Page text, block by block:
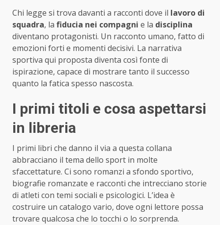
Chi legge si trova davanti a racconti dove il lavoro di
squadra, la fiducia nei compagni e la disciplina
diventano protagonisti. Un racconto umano, fatto di
emozioni forti e momenti decisivi. La narrativa
sportiva qui proposta diventa così fonte di
ispirazione, capace di mostrare tanto il successo
quanto la fatica spesso nascosta.
I primi titoli e cosa aspettarsi
in libreria
I primi libri che danno il via a questa collana
abbracciano il tema dello sport in molte
sfaccettature. Ci sono romanzi a sfondo sportivo,
biografie romanzate e racconti che intrecciano storie
di atleti con temi sociali e psicologici. L’idea è
costruire un catalogo vario, dove ogni lettore possa
trovare qualcosa che lo tocchi o lo sorprenda.